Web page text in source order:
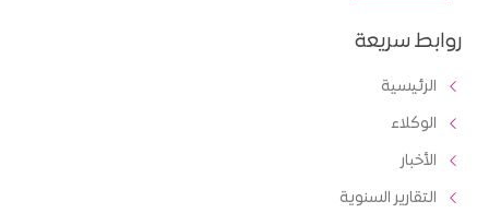
روابط سريعة
الرئيسية
الوكلاء
الأخبار
التقارير السنوية